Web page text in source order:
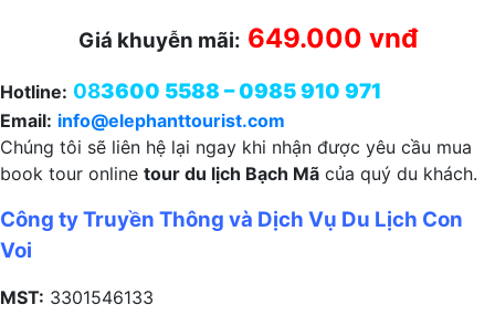
Giá khuyễn mãi: 649.000 vnđ
Hotline: 083600 5588 – 0985 910 971
Email: info@elephanttourist.com
Chúng tôi sẽ liên hệ lại ngay khi nhận được yêu cầu mua
book tour online tour du lịch Bạch Mã của quý du khách.
Công ty Truyền Thông và Dịch Vụ Du Lịch Con
Voi
MST: 3301546133